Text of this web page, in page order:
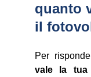
quanto
il
Per
vale la tua